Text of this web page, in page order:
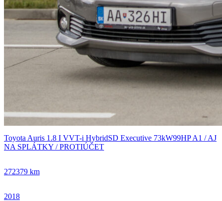
Toyota Auris 1.8 I VVT-i HybridSD Executive 73kW99HP A1 / AJ
NA SPLÁTKY / PROTIÚČET
272379 km
2018